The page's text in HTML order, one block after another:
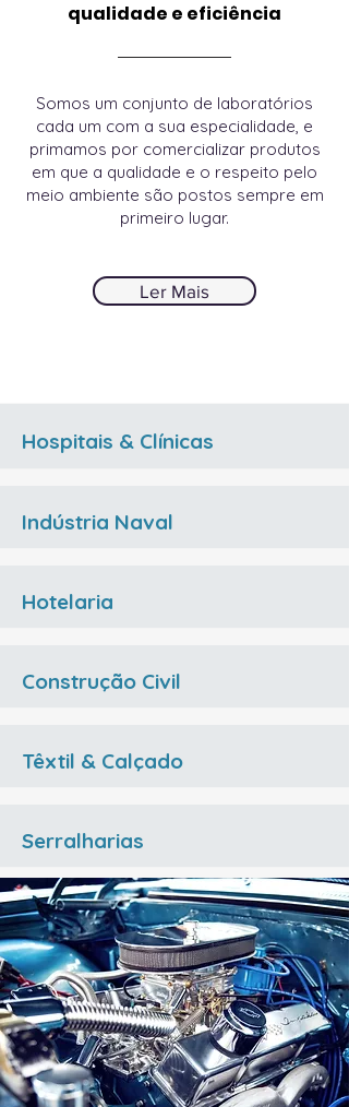
qualidade e eficiência
Somos um conjunto de laboratórios
cada um com a sua especialidade, e
primamos por comercializar produtos
em que a qualidade e o respeito pelo
meio ambiente são postos sempre em
primeiro lugar.
Ler Mais
Hospitais & Clínicas
Indústria Naval
Hotelaria
Construção Civil
Têxtil & Calçado
Serralharias